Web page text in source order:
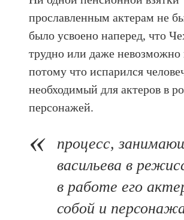
прославленным актерам не
было усвоено наперед, что
трудно или даже невозможно
потому что испарился
необходимый для актеров в
персонажей.
процесс,
васильева в
в работе его
собой и